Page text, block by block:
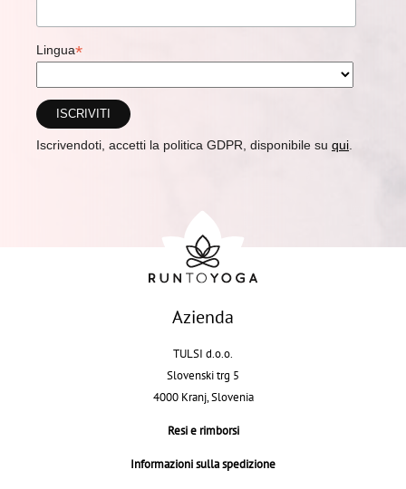
Lingua*
Iscrivendoti, accetti la politica GDPR, disponibile su qui
Azienda
TULSI d.o.o.
Slovenski trg 5
4000 Kranj, Slovenia
Resi e rimborsi
Informazioni sulla spedizione